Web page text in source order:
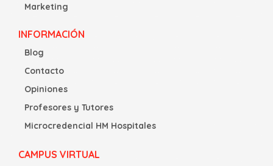
Marketing
INFORMACIÓN
Blog
Contacto
Opiniones
Profesores y Tutores
Microcredencial HM Hospitales
CAMPUS VIRTUAL